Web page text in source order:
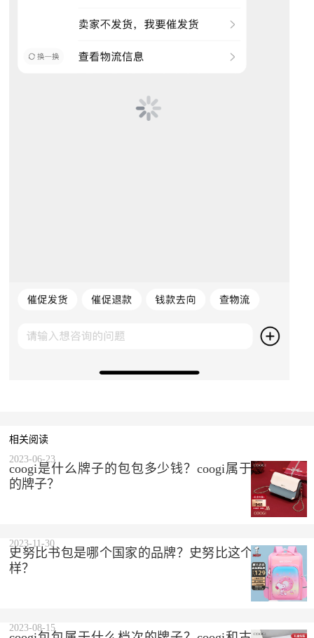
相关阅读
coogi是什么牌子的包包多少钱？coogi属于什么档次
的牌子？
2023-06-23
史努比书包是哪个国家的品牌？史努比这个品牌怎么
样？
2023-11-30
2023-08-15